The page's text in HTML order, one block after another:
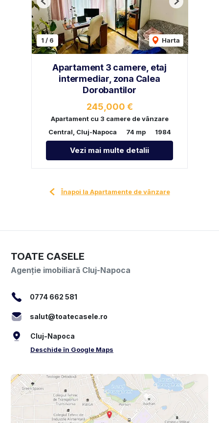
1 / 6 Harta
Previous Next
Apartament 3 camere, etaj
intermediar, zona Calea
Dorobantilor
245,000 €
Apartament cu 3 camere de vânzare
Central, Cluj-Napoca
74 mp 1984
Vezi mai multe detalii
Înapoi la Apartamente de vânzare
TOATE CASELE
Agenție imobiliară Cluj-Napoca
0774 662 581
salut@toatecasele.ro
Cluj-Napoca
Deschide în Google Maps